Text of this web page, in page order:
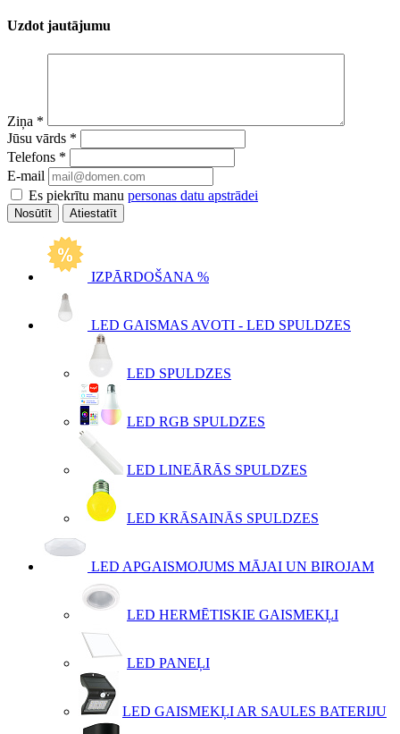
Uzdot jautājumu
Ziņa *
Jūsu vārds *
Telefons *
E-mail
Es piekrītu manu personas datu apstrādei
Atiestatīt
IZPĀRDOŠANA %
LED GAISMAS AVOTI - LED SPULDZES
LED SPULDZES
LED RGB SPULDZES
LED LINEĀRĀS SPULDZES
LED KRĀSAINĀS SPULDZES
LED APGAISMOJUMS MĀJAI UN BIROJAM
LED HERMĒTISKIE GAISMEKĻI
LED PANEĻI
LED GAISMEKĻI AR SAULES BATERIJU